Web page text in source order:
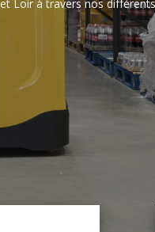
Loir à travers nos